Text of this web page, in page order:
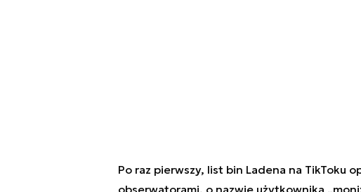
Po raz pierwszy, list bin Ladena na TikToku